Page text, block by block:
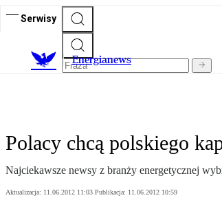
Serwisy
Energianews
Polacy chcą polskiego
Najciekawsze newsy z branży energetycznej
Aktualizacja: 11.06.2012 11:03 Publikacja: 11.06.2012 10:59